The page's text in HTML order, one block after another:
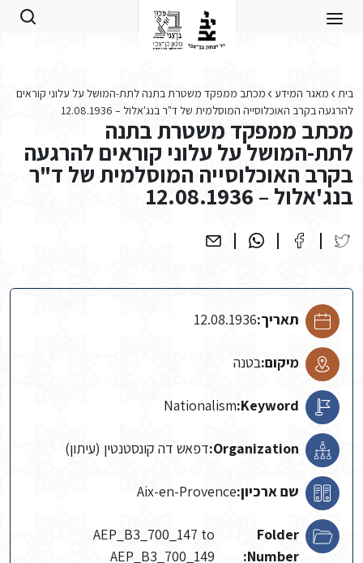
בית מאגר המידע
מכתב ממפקד משטרת בתנה לתת-המושל על עלוני קוראים
להרגעה בקרב האוכלוסייה המוסלמית של ד"ר בנג'אלול – 12.08.1936
מכתב ממפקד משטרת בתנה
לתת-המושל על עלוני קוראים להרגעה
בקרב האוכלוסייה המוסלמית של ד"ר
בנג'אלול – 12.08.1936
תאריך:12.08.1936
מיקום:בטנה
Keyword:
Nationalism
Organization: דפאש דה קונסטנטין (עיתון)
שם ארכיון:Aix-en-Provence
Folder
Number:
AEP_B3_700_147 to
AEP_B3_700_149